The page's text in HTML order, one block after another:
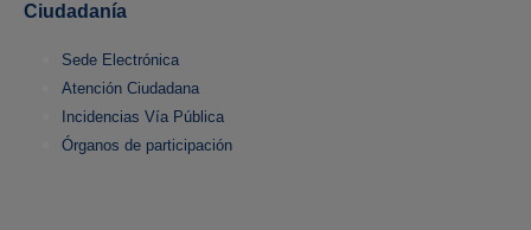
Ciudadanía
Sede Electrónica
Atención Ciudadana
Incidencias Vía Pública
Órganos de participación